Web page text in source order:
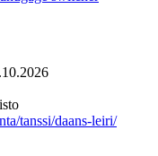
tanssi/daans-leiri/